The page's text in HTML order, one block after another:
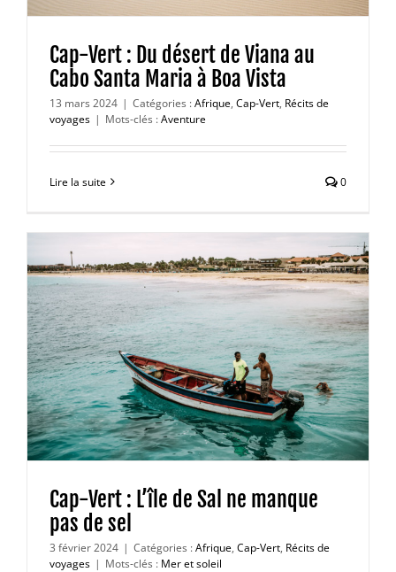
Cap-Vert : Du désert de Viana au
Cabo Santa Maria à Boa Vista
13 mars 2024 | Catégories :Afrique, Cap-Vert, Récits de
voyages | Mots-clés :Aventure
Lire la suite 0
Cap-Vert : L’île de Sal ne manque
pas de sel
3 février 2024 | Catégories :Afrique, Cap-Vert, Récits de
voyages | Mots-clés : Mer et soleil